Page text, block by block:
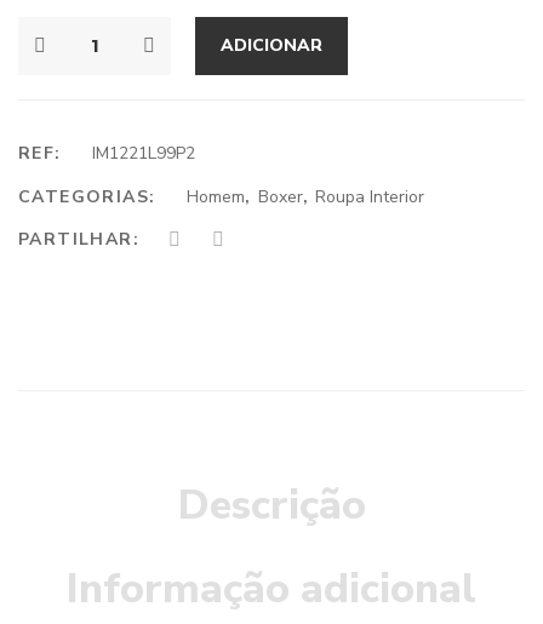
ADICIONAR
REF:
IM1221L99P2
CATEGORIAS:
Homem, Boxer,Roupa Interior
PARTILHAR:
Descrição
Informação adicional